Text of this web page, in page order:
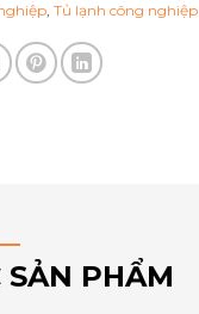
, Tủ lạnh công nghiệp
PHẨM